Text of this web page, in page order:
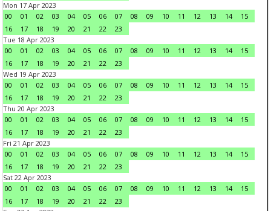
Mon 17 Apr 2023
00
01 02 03 04 05 06 07 08 09 10 11 12 13 14
15
16
17 18 19 20 21 22
23
Tue 18 Apr 2023
00
01 02 03 04 05 06 07 08 09 10 11 12 13 14
15
16
17 18 19 20 21 22
23
Wed 19 Apr 2023
00
01 02 03 04 05 06 07 08 09 10 11 12 13 14
15
16
17 18 19 20 21 22
23
Thu 20 Apr 2023
00
01 02 03 04 05 06 07 08 09 10 11 12 13 14
15
16
17 18 19 20 21 22
23
Fri 21 Apr 2023
00
01 02 03 04 05 06 07 08 09 10 11 12 13 14
15
16
17 18 19 20 21 22
23
Sat 22 Apr 2023
00
01 02 03 04 05 06 07 08 09 10 11 12 13 14
15
16
17 18 19 20 21 22
23